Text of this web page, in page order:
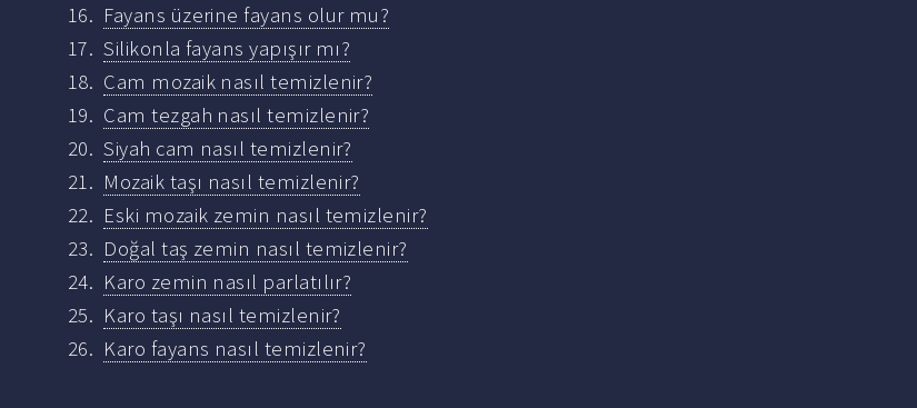
Fayans üzerine fayans olur mu?
Silikonla fayans yapışır mı?
Cam mozaik nasıl temizlenir?
Cam tezgah nasıl temizlenir?
Siyah cam nasıl temizlenir?
Mozaik taşı nasıl temizlenir?
Eski mozaik zemin nasıl temizlenir?
Doğal taş zemin nasıl temizlenir?
Karo zemin nasıl parlatılır?
Karo taşı nasıl temizlenir?
Karo fayans nasıl temizlenir?